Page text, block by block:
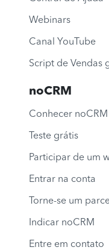
Webinars
Canal YouTube
Script de Vendas
noCRM
Conhecer noCRM
Teste grátis
Participar de um
Entrar na conta
Torne-se um
Indicar noCRM
Entre em contato